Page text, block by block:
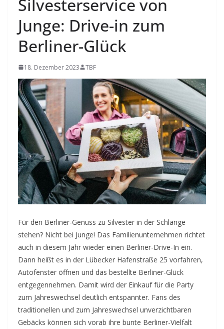
Silvesterservice von
Junge: Drive-in zum
Berliner-Glück
18. Dezember 2023 TBF
Für den Berliner-Genuss zu Silvester in der Schlange
stehen? Nicht bei Junge! Das Familienunternehmen richtet
auch in diesem Jahr wieder einen Berliner-Drive-In ein.
Dann heißt es in der Lübecker Hafenstraße 25 vorfahren,
Autofenster öffnen und das bestellte Berliner-Glück
entgegennehmen. Damit wird der Einkauf für die Party
zum Jahreswechsel deutlich entspannter. Fans des
traditionellen und zum Jahreswechsel unverzichtbaren
Gebäcks können sich vorab ihre bunte Berliner-Vielfalt